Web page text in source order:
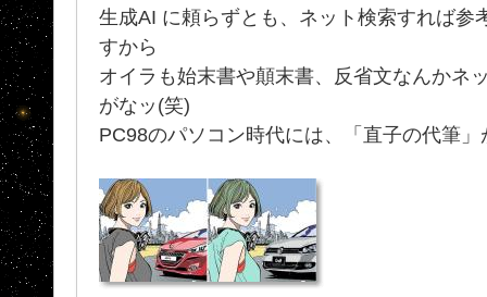
生成AI に頼らずとも、ネット検索すれば参
すから
オイラも始末書や顛末書、反省文なんかネ
がなッ(笑)
PC98のパソコン時代には、「直子の代筆」